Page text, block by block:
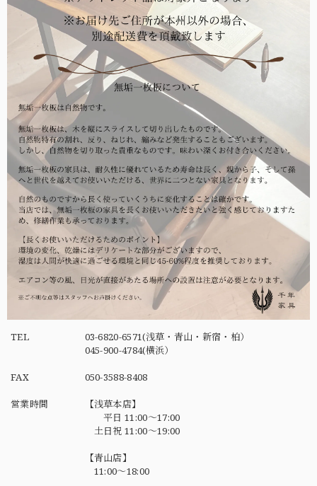
TEL
03-6820-6571(浅草・青山・新宿・柏）
045-900-4784(横浜）
FAX 050-3588-8408
営業時間
【浅草本店】
平日 11:00～17:00
土日祝 11:00～19:00
【青山店】
11:00～18:00